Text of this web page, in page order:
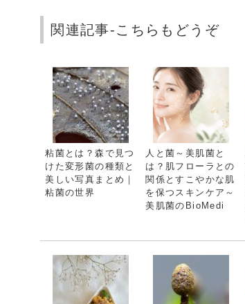
関連記事-こちらもどうぞ
粘菌とは？森で見つ
けた変形菌の種類と
美しい写真まとめ｜
粘菌の世界
人と菌～美肌菌と
は？肌フローラとの
関係とすこやかな肌
を保つスキンケア～
美肌菌のBioMedi